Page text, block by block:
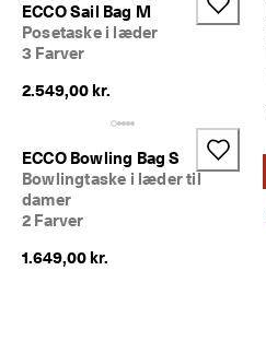
ECCO Sail Bag M
Posetaske i læder
3 Farver
2.549,00 kr.
ECCO Bowling Bag S
Bowlingtaske i læder til
damer
2 Farver
1.649,00 kr.